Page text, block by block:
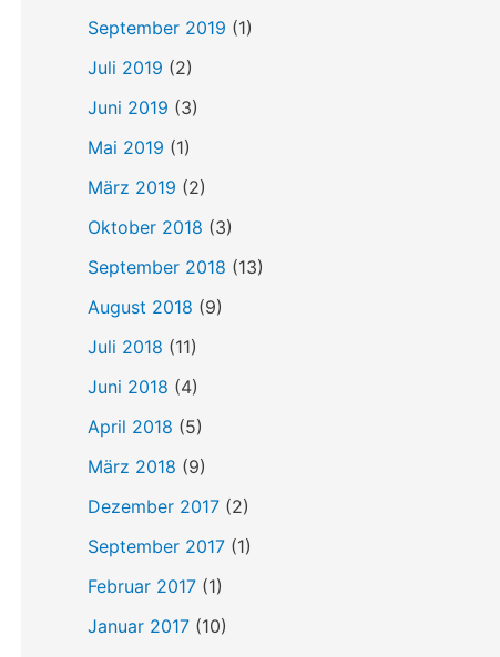
September 2019 (1)
Juli 2019 (2)
Juni 2019 (3)
Mai 2019 (1)
März 2019 (2)
Oktober 2018 (3)
September 2018 (13)
August 2018 (9)
Juli 2018 (11)
Juni 2018 (4)
April 2018 (5)
März 2018 (9)
Dezember 2017 (2)
September 2017 (1)
Februar 2017 (1)
Januar 2017 (10)